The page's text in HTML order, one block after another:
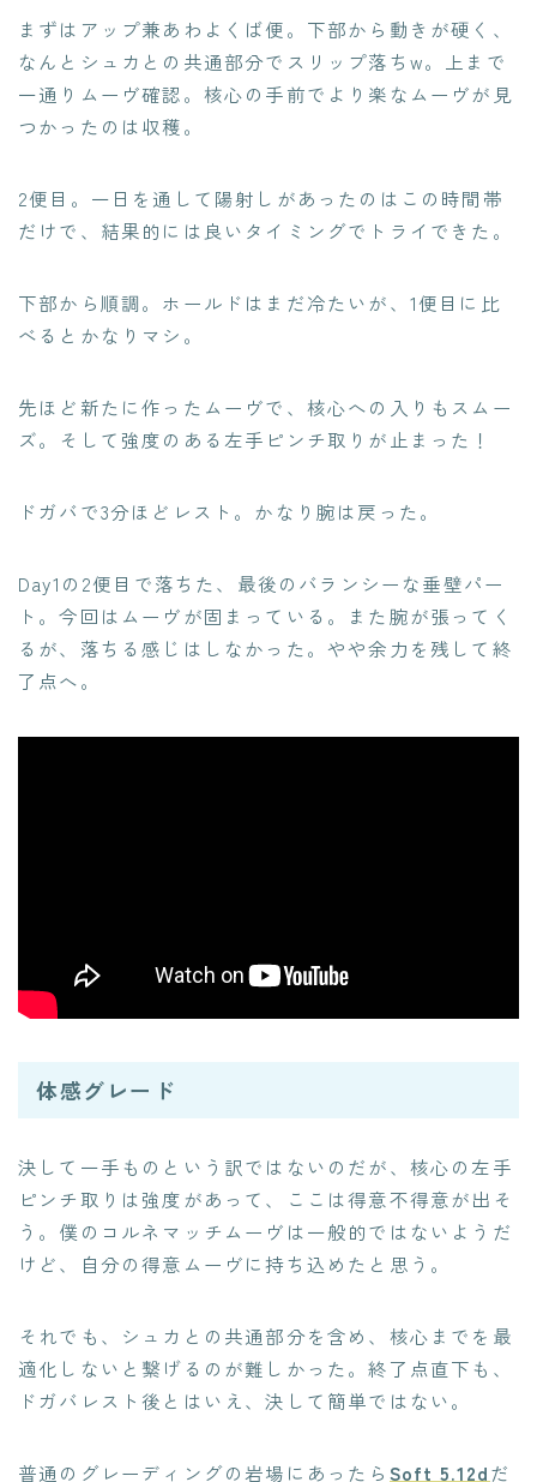
まずはアップ兼あわよくば便。下部から動きが硬く、
なんとシュカとの共通部分でスリップ落ちw。上まで
一通りムーヴ確認。核心の手前でより楽なムーヴが見
つかったのは収穫。
2便目。一日を通して陽射しがあったのはこの時間帯
だけで、結果的には良いタイミングでトライできた。
下部から順調。ホールドはまだ冷たいが、1便目に比
べるとかなりマシ。
先ほど新たに作ったムーヴで、核心への入りもスムー
ズ。そして強度のある左手ピンチ取りが止まった！
ドガバで3分ほどレスト。かなり腕は戻った。
Day1の2便目で落ちた、最後のバランシーな垂壁パー
ト。今回はムーヴが固まっている。また腕が張ってく
るが、落ちる感じはしなかった。やや余力を残して終
了点へ。
体感グレード
決して一手ものという訳ではないのだが、核心の左手
ピンチ取りは強度があって、ここは得意不得意が出そ
う。僕のコルネマッチムーヴは一般的ではないようだ
けど、自分の得意ムーヴに持ち込めたと思う。
それでも、シュカとの共通部分を含め、核心までを最
適化しないと繋げるのが難しかった。終了点直下も、
ドガバレスト後とはいえ、決して簡単ではない。
普通のグレーディングの岩場にあったら Soft 5.12dだ